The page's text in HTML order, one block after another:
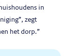
in
zegt
het dorp.”